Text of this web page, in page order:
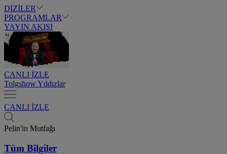
DİZİLER
PROGRAMLAR
YAYIN AKIŞI
CANLI İZLE
Tolgshow Yıldızlar
CANLI İZLE
Pelin'in Mutfağı
Tüm Bilgiler